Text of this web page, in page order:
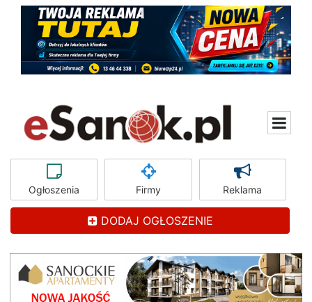
Ogłoszenia Firmy Reklama
DODAJ OGŁOSZENIE